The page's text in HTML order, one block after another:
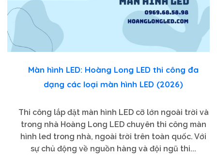
Màn hình LED: Hoàng Long LED thi công đa
dạng các loại màn hình LED (2026)
Thi công lắp đặt màn hình LED cỡ lớn ngoài trời và
trong nhà Hoàng Long LED chuyên thi công màn
hình led trong nhà, ngoài trời trên toàn quốc. Với
sự chủ động về nguồn hàng và đội ngũ thi...